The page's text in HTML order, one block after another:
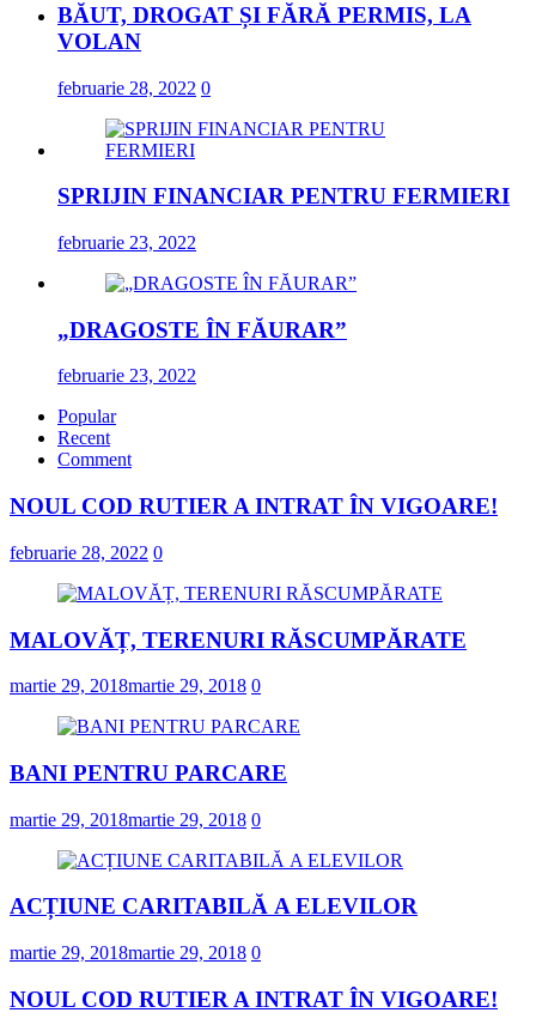
BĂUT, DROGAT ȘI FĂRĂ PERMIS, LA
VOLAN
februarie 28, 2022 0
SPRIJIN FINANCIAR PENTRU FERMIERI
februarie 23, 2022
„DRAGOSTE ÎN FĂURAR”
februarie 23, 2022
Popular
Recent
Comment
NOUL COD RUTIER A INTRAT ÎN VIGOARE!
februarie 28, 2022 0
MALOVĂȚ, TERENURI RĂSCUMPĂRATE
martie 29, 2018martie 29, 2018 0
BANI PENTRU PARCARE
martie 29, 2018martie 29, 2018 0
ACȚIUNE CARITABILĂ A ELEVILOR
martie 29, 2018martie 29, 2018 0
NOUL COD RUTIER A INTRAT ÎN VIGOARE!